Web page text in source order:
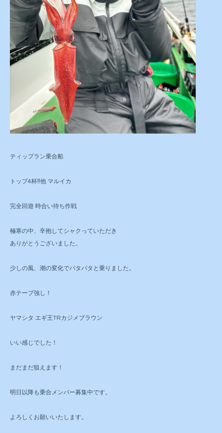
ティップラン乗合船
トップ4杯‼️他 マルイカ
完全回遊 時合い待ち作戦
極寒の中、辛抱してシャクっていただき
ありがとうございました。
少しの風、潮の変化でパタパタと乗りました。
赤テープ強し！
ヤマシタ エギ王TRカジメブラウン
いい感じでした！
まだまだ狙えます！
明日以降も乗合メンバー募集中です。
よろしくお願いいたします。